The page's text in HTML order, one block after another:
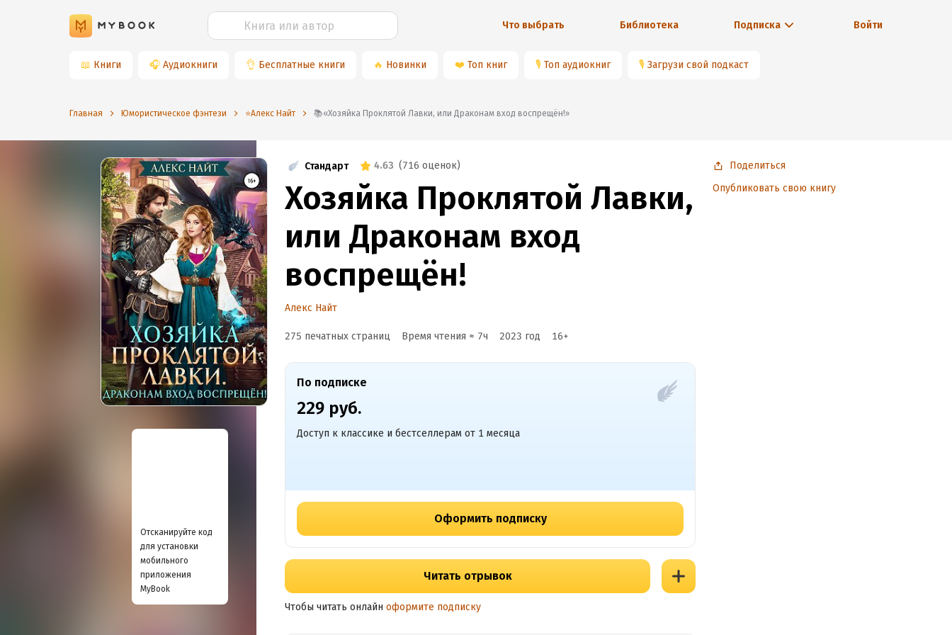
Что выбрать Библиотека Подписка Войти
📖 Книги 🎧 Аудиокниги 👌 Бесплатные книги 🔥 Новинки ❤️ Топ книг 🎙 Топ аудиокниг 🎙 Загрузи свой подкаст
Главная Юмористическое фэнтези ⭐️Алекс Найт 📚«Хозяйка Проклятой Лавки, или Драконам вход воспрещён!»
Отсканируйте код
для установки
мобильного
приложения
MyBook
Стандарт 4.63 (716 оценок)
Хозяйка Проклятой Лавки,
или Драконам вход
воспрещён!
Алекс Найт
275 печатных страниц Время чтения ≈ 7ч 2023 год 16+
По подписке
229 руб.
Доступ к классике и бестселлерам от 1 месяца
Оформить подписку
Читать отрывок
Чтобы читать онлайн оформите подписку
Поделиться
Опубликовать свою книгу